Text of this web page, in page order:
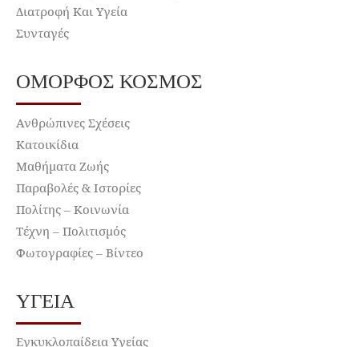
Διατροφή Και Υγεία
Συνταγές
ΌΜΟΡΦΟΣ ΚΌΣΜΟΣ
Ανθρώπινες Σχέσεις
Κατοικίδια
Μαθήματα Ζωής
Παραβολές & Ιστορίες
Πολίτης – Κοινωνία
Τέχνη – Πολιτισμός
Φωτογραφίες – Βίντεο
ΥΓΕΊΑ
Εγκυκλοπαίδεια Υγείας